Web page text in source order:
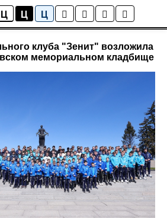
Ц Ц Ц
Новости
клуба "Зенит" возложила
мемориальном кладбище